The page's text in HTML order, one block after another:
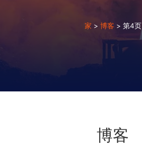
家 > 博客 > 第4页
博客